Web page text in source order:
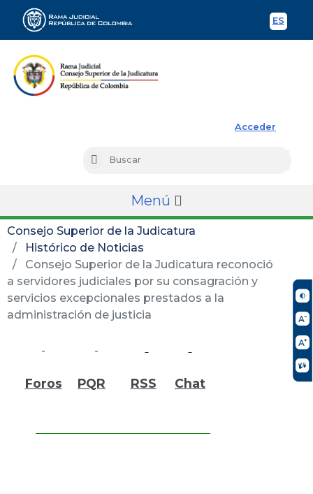
ES
Acceder
Buscar
Menú
Consejo Superior de la Judicatura
Histórico de Noticias
Consejo Superior de la Judicatura reconoció
a servidores judiciales por su consagración y
servicios excepcionales prestados a la
administración de justicia
Foros PQR RSS Chat